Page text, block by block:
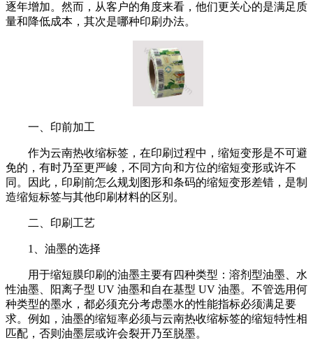
逐年增加。然而，从客户的角度来看，他们更关心的是满足质
量和降低成本，其次是哪种印刷办法。
一、印前加工
作为云南热收缩标签，在印刷过程中，缩短变形是不可避
免的，有时乃至更严峻，不同方向和方位的缩短变形或许不
同。因此，印刷前怎么规划图形和条码的缩短变形差错，是制
造缩短标签与其他印刷材料的区别。
二、印刷工艺
1、油墨的选择
用于缩短膜印刷的油墨主要有四种类型：溶剂型油墨、水
性油墨、阳离子型 UV 油墨和自在基型 UV 油墨。不管选用何
种类型的墨水，都必须充分考虑墨水的性能指标必须满足要
求。例如，油墨的缩短率必须与云南热收缩标签的缩短特性相
匹配，否则油墨层或许会裂开乃至脱墨。